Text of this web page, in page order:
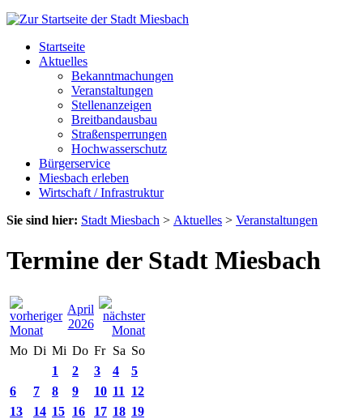
Startseite
Aktuelles
Bekanntmachungen
Veranstaltungen
Stellenanzeigen
Breitbandausbau
Straßensperrungen
Hochwasserschutz
Bürgerservice
Miesbach erleben
Wirtschaft / Infrastruktur
Sie sind hier: Stadt Miesbach > Aktuelles > Veranstaltungen
Termine der Stadt Miesbach
April
2026
Mo Di Mi Do Fr Sa So
1
2 3 4
5
6
7 8 9 10 11
12
13
14 15 16 17 18 19